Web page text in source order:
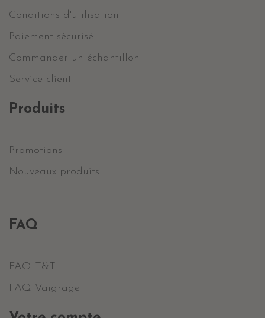
Conditions d'utilisation
Paiement sécurisé
Commander un échantillon
Service client
Produits
Promotions
Nouveaux produits
FAQ
FAQ T&T
FAQ Vaigrage